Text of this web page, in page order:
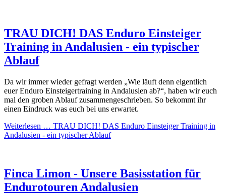
TRAU DICH! DAS Enduro Einsteiger
Training in Andalusien - ein typischer
Ablauf
Da wir immer wieder gefragt werden „Wie läuft denn eigentlich
euer Enduro Einsteigertraining in Andalusien ab?“, haben wir euch
mal den groben Ablauf zusammengeschrieben. So bekommt ihr
einen Eindruck was euch bei uns erwartet.
Weiterlesen … TRAU DICH! DAS Enduro Einsteiger Training in
Andalusien - ein typischer Ablauf
Finca Limon - Unsere Basisstation für
Endurotouren Andalusien